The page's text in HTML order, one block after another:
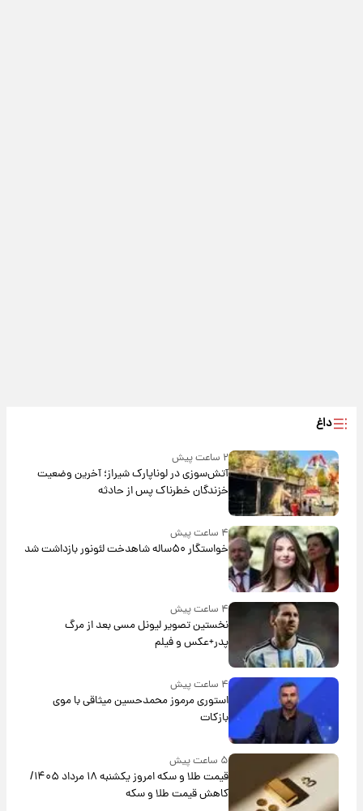
داغ
۲ ساعت پیش
آتش‌سوزی در لوناپارک شیراز؛ آخرین وضعیت
خزندگان خطرناک پس از حادثه
۴ ساعت پیش
خواستگار ۵۰ساله شاهدخت لئونور بازداشت شد
نخستین تصویر لیونل مسی بعد از مرگ
پدر+عکس و فیلم
۴ ساعت پیش
استوری مرموز محمدحسین میثاقی با موی
بازکات
۵ ساعت پیش
قیمت طلا و سکه امروز یکشنبه ۱۸ مرداد ۱۴۰۵/
کاهش قیمت طلا و سکه